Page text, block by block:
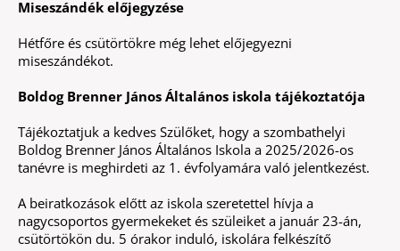
Miseszándék előjegyzése
Hétfőre és csütörtökre még lehet előjegyezni
miseszándékot.
Boldog Brenner János Általános iskola tájékoztatója
Tájékoztatjuk a kedves Szülőket, hogy a szombathelyi
Boldog Brenner János Általános Iskola a 2025/2026-os
tanévre is meghirdeti az 1. évfolyamára való jelentkezést.
A beiratkozások előtt az iskola szeretettel hívja a
nagycsoportos gyermekeket és szüleiket a január 23-án,
csütörtökön du. 5 órakor induló, iskolára felkészítő